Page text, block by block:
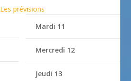
Les prévisions
Mardi 11
Mercredi 12
Jeudi 13